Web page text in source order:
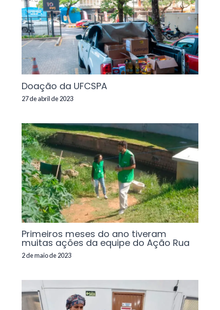
Doação da UFCSPA
27 de abril de 2023
Primeiros meses do ano tiveram
muitas ações da equipe do Ação Rua
2 de maio de 2023